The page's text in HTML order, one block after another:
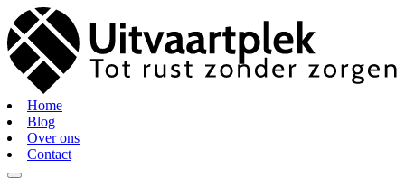
Home
Blog
Over ons
Contact